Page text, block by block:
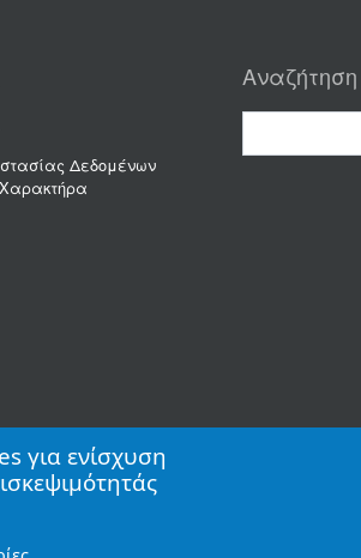
Δεδομένων
Αναζήτηση
για ενίσχυση